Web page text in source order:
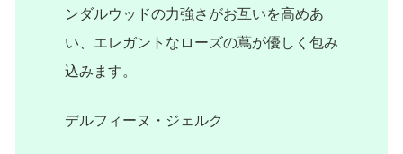
ンダルウッドの力強さがお互いを高めあ
い、エレガントなローズの蔦が優しく包み
込みます。
デルフィーヌ・ジェルク